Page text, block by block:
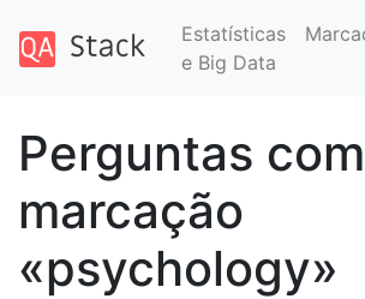
Estatísticas
e Big Data
Perguntas
marcação
«psychology»